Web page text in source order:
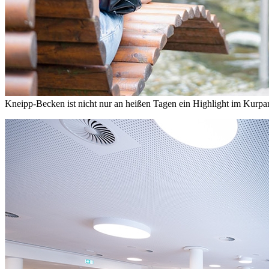
Kneipp-Becken ist nicht nur an heißen Tagen ein Highlight im